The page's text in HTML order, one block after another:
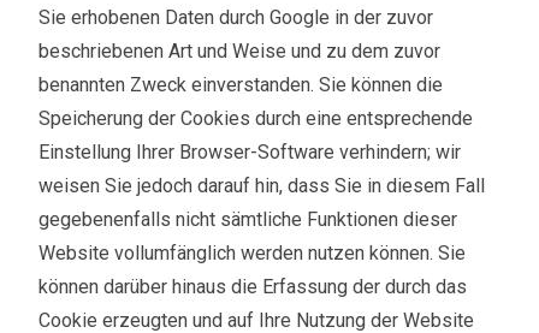
Sie erhobenen Daten durch Google in der zuvor
beschriebenen Art und Weise und zu dem zuvor
benannten Zweck einverstanden. Sie können die
Speicherung der Cookies durch eine entsprechende
Einstellung Ihrer Browser-Software verhindern; wir
weisen Sie jedoch darauf hin, dass Sie in diesem Fall
gegebenenfalls nicht sämtliche Funktionen dieser
Website vollumfänglich werden nutzen können. Sie
können darüber hinaus die Erfassung der durch das
Cookie erzeugten und auf Ihre Nutzung der Website